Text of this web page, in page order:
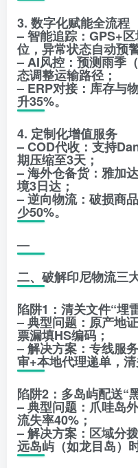
3. 数字化赋能全流程
– 智能追踪：GPS+
位，异常状态自动预
– AI风控：预测雨季
态调整运输路径；
– ERP对接：库存与
升35%。
4. 定制化增值服务
– COD代收：支持
期压缩至3天；
– 海外仓备货：雅加
境3日达；
– 逆向物流：破损商
少50%。
—
二、破解印尼物流三
陷阱1：清关文件“埋
– 典型问题：原产地
票漏填HS编码；
– 解决方案：专线服
审+本地代理递单，清
陷阱2：多岛屿配送“
– 典型问题：爪哇岛
流失率40%；
– 解决方案：区域分
远岛屿（如龙目岛）